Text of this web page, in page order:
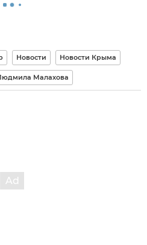
Новости Новости Крыма
Малахова